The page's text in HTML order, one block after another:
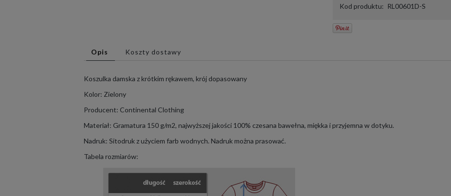
Kod produktu: RL00601D-S
Opis Koszty dostawy
Koszulka damska z krótkim rękawem, krój dopasowany
Kolor: Zielony
Producent: Continental Clothing
Materiał: Gramatura 150 g/m2, najwyższej jakości 100% czesana bawełna, miękka i przyjemna w dotyku.
Nadruk: Sitodruk z użyciem farb wodnych. Nadruk można prasować.
Tabela rozmiarów: